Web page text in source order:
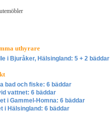
uthyrare
i Bjuråker, Hälsingland: 5 + 2 bäddar
bad och fiske: 6 bäddar
vattnet: 6 bäddar
i Gammel-Homna: 6 bäddar
i Hälsingland: 6 bäddar